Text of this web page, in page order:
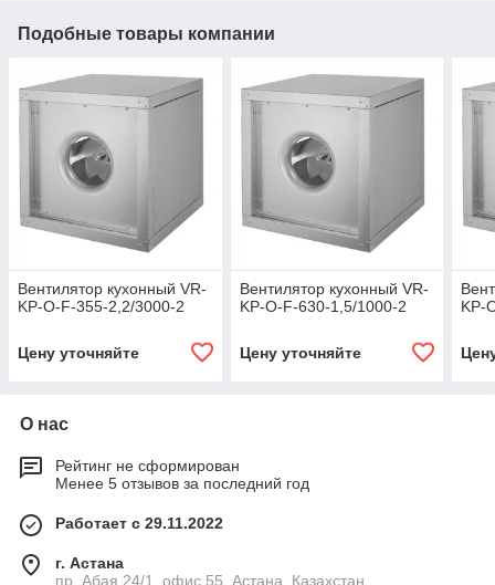
Подобные товары компании
Вентилятор кухонный VR-
KP-O-F-355-2,2/3000-2
Цену уточняйте
Вентилятор кухонный VR-
KP-O-F-630-1,5/1000-2
Цену уточняйте
KP-
О нас
Рейтинг не сформирован
Менее 5 отзывов за последний год
Работает с 29.11.2022
г. Астана
пр. Абая 24/1, офис 55, Астана, Казахстан